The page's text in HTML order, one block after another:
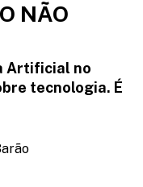
dos nossos
formados, que
NÃO
Artificial no
tecnologia. É